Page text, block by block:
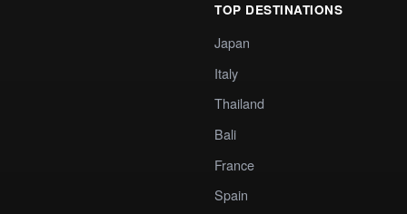
TOP DESTINATIONS
Japan
Italy
Thailand
Bali
France
Spain